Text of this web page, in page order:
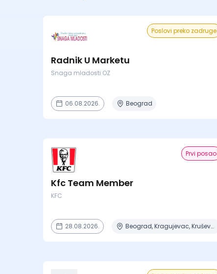
Poslovi preko zadruge
Radnik U Marketu
Snaga mladosti OZ
06.08.2026. Beograd
Prvi posao
Kfc Team Member
KFC
28.08.2026. Beograd, Kragujevac, Kruševac, Lapovo, Niš + 4 mesta